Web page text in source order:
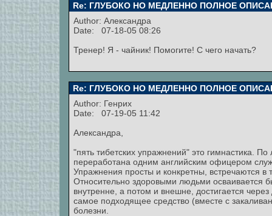
Re: ГЛУБОКО НО МЕДЛЕННО ПОЛНОЕ
Author: Александра
Date: 07-18-05 08:26
Тренер! Я - чайник! Помогите! С чего начать?
Re: ГЛУБОКО НО МЕДЛЕННО ПОЛНОЕ
Author: Генрих
Date: 07-19-05 11:42
Александра,
"пять тибетских упражнений" это гимнастика.
переработана одним английским офицером
Упражнения просты и конкретны, встречаются
Относительно здоровыми людьми осваивается
внутренне, а потом и внешне, достигается
самое подходящее средство (вместе с
болезни.